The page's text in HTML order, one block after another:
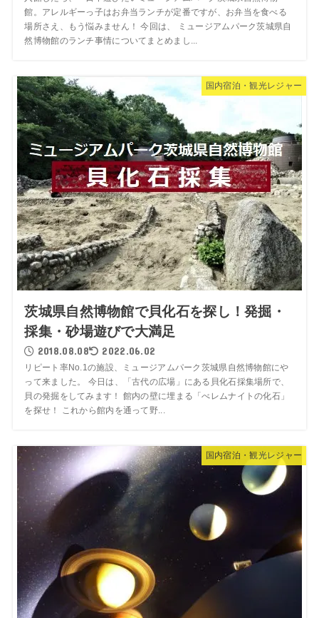
館。アレルギーっ子はお弁当ランチが定番ですが、お弁当を食べる
場所さえ、もう悩みません！ 今回は、 ミュージアムパーク茨城県自
然博物館のランチ事情についてまとめまし...
国内宿泊・観光レジャー
茨城県自然博物館で貝化石を探し！発掘・
採集・砂場遊びで大満足
2018.08.08 2022.06.02
リピート率No.1の施設、ミュージアムパーク茨城県自然博物館にや
って来ました。 今日は、「古代の広場」にある貝化石採集場所で、
貝の発掘をしてみます！ 館内の壁に埋まる「べレムナイトの化石」
を探せ！ これから館内を通って野...
国内宿泊・観光レジャー